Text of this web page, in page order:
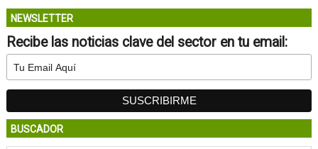
NEWSLETTER
Recibe las noticias clave del sector en tu email:
BUSCADOR